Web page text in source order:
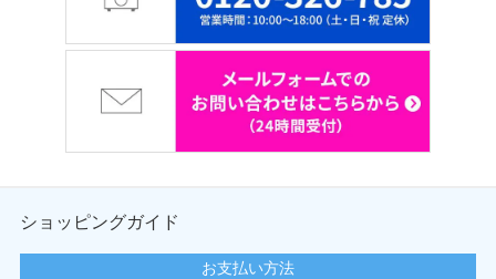
ショッピングガイド
お支払い方法